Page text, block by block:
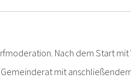
Nach dem Start
mit